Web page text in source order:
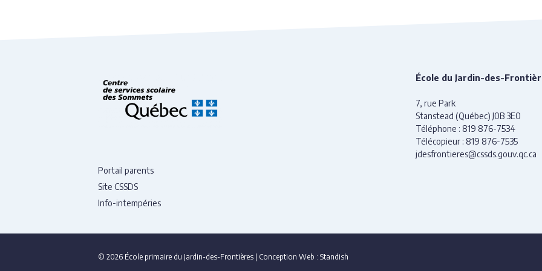
Portail parents
Site CSSDS
Info-intempéries
École du Jardin-des-
7, rue Park
Stanstead (Québec) J0B 3E0
Téléphone : 819 876-7534
Télécopieur : 819 876-7535
jdesfrontieres@cssds.gouv.qc.ca
© 2026 École primaire du Jardin-des-Frontières Conception Web : Standish